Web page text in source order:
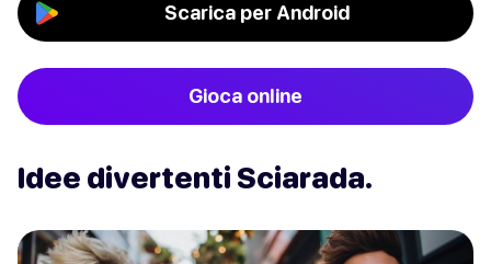
Scarica per Android
Gioca online
Idee divertenti Sciarada.